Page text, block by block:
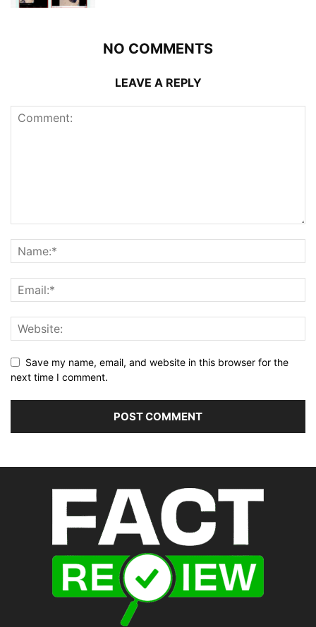
NO COMMENTS
LEAVE A REPLY
Save my name, email, and website in this browser for the
next time I comment.